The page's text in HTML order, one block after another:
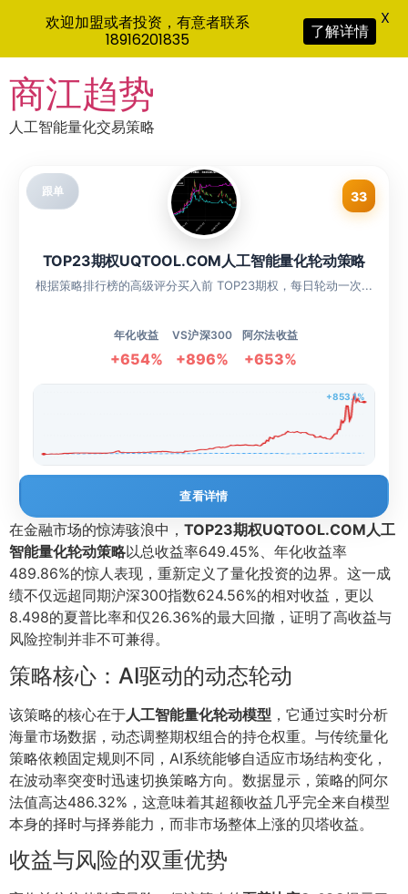
to
content
商江趋势
人工智能量化交易策略
跟单 33
TOP23期权UQTOOL.COM人工智能量化轮动策略
根据策略排行榜的高级评分买入前 TOP23期权，每日轮动一次...
年化收益
+654%
VS沪深300
+896%
阿尔法收益
+653%
+853.1%
查看详情
在金融市场的惊涛骇浪中， TOP23期权UQTOOL.COM人工
智能量化轮动策略以总收益率649.45%、年化收益率
489.86%的惊人表现，重新定义了量化投资的边界。这一成
绩不仅远超同期沪深300指数624.56%的相对收益，更以
8.498的夏普比率和仅26.36%的最大回撤，证明了高收益与
风险控制并非不可兼得。
策略核心：AI驱动的动态轮动
该策略的核心在于人工智能量化轮动模型 ，它通过实时分析
海量市场数据，动态调整期权组合的持仓权重。与传统量化
策略依赖固定规则不同，AI系统能够自适应市场结构变化，
在波动率突变时迅速切换策略方向。数据显示，策略的阿尔
法值高达486.32%，这意味着其超额收益几乎完全来自模型
本身的择时与择券能力，而非市场整体上涨的贝塔收益。
收益与风险的双重优势
欢迎加盟或者投资，有意者联系
18916201835
了解详情
X